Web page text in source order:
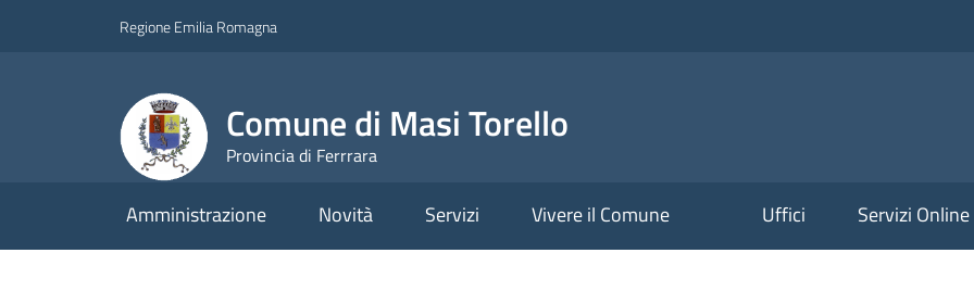
Regione Emilia Romagna
Comune di Masi Torello
Provincia di Ferrrara
Amministrazione Novità Servizi Vivere il Comune Uffici Servizi Online